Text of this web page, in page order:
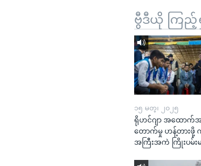
ဗွီဒီယို ကြည့်
၁၅ မတ္၊ ၂၀၂၅
ရိုဟင်ဂျာ အထောက်
တောက်မှု ဟန့်တားဖို့
အကြီးအကဲ ကြိုးပမ်း